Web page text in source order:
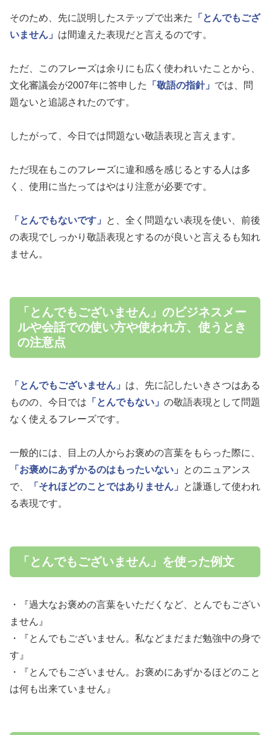
そのため、先に説明したステップで出来た
「とんでもござ
いません」 は間違えた表現だと言えるのです。
ただ、このフレーズは余りにも広く使われいたことから、
文化審議会が2007年に答申した
「敬語の指針」 では、問
題ないと追認されたのです。
したがって、今日では問題ない敬語表現と言えます。
ただ現在もこのフレーズに違和感を感じるとする人は多
く、使用に当たってはやはり注意が必要です。
「とんでもないです」
と、全く問題ない表現を使い、前後
の表現でしっかり敬語表現とするのが良いと言えるも知れ
ません。
「とんでもございません」のビジネスメー
ルや会話での使い方や使われ方、使うとき
の注意点
「とんでもございません」 は、先に記したいきさつはある
ものの、今日では 「とんでもない」 の敬語表現として問題
なく使えるフレーズです。
一般的には、目上の人からお褒めの言葉をもらった際に、
「お褒めにあずかるのはもったいない」
とのニュアンス
で、
「それほどのことではありません」
と謙遜して使われ
る表現です。
「とんでもございません」を使った例文
・『過大なお褒めの言葉をいただくなど、とんでもござい
ません』
・『とんでもございません。私などまだまだ勉強中の身で
す』
・『とんでもございません。お褒めにあずかるほどのこと
は何も出来ていません』